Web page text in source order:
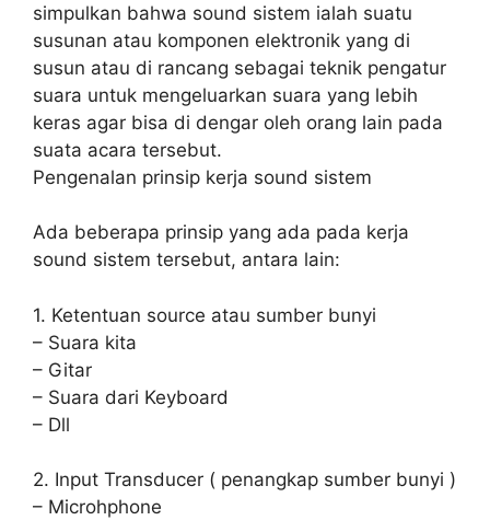
simpulkan bahwa sound sistem ialah suatu
susunan atau komponen elektronik yang di
susun atau di rancang sebagai teknik pengatur
suara untuk mengeluarkan suara yang lebih
keras agar bisa di dengar oleh orang lain pada
suata acara tersebut.
Pengenalan prinsip kerja sound sistem
Ada beberapa prinsip yang ada pada kerja
sound sistem tersebut, antara lain:
1. Ketentuan source atau sumber bunyi
– Suara kita
– Gitar
– Suara dari Keyboard
– Dll
2. Input Transducer ( penangkap sumber bunyi )
– Microhphone